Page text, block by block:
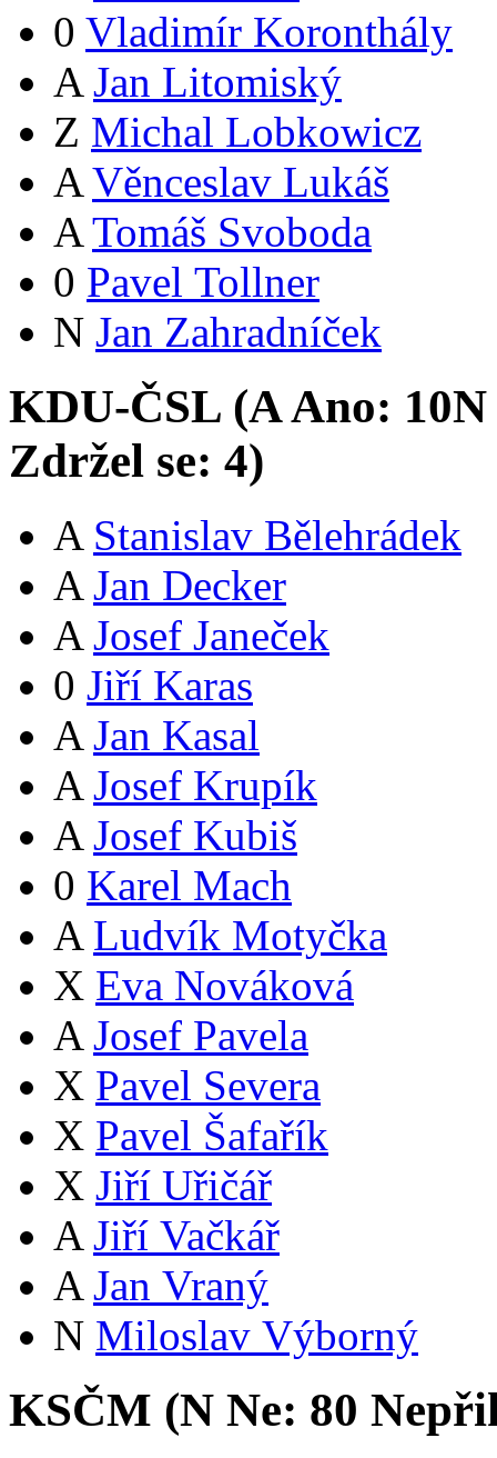
0 Vladimír Koronthály
A Jan Litomiský
Z Michal Lobkowicz
A Věnceslav Lukáš
A Tomáš Svoboda
0 Pavel Tollner
N Jan Zahradníček
KDU-ČSL (AAno: 10N
Zdržel se: 4)
A Stanislav Bělehrádek
A Jan Decker
A Josef Janeček
0 Jiří Karas
A Jan Kasal
A Josef Krupík
A Josef Kubiš
0 Karel Mach
A Ludvík Motyčka
X Eva Nováková
A Josef Pavela
X Pavel Severa
X Pavel Šafařík
X Jiří Uřičář
A Jiří Vačkář
A Jan Vraný
N Miloslav Výborný
KSČM (N Ne: 80